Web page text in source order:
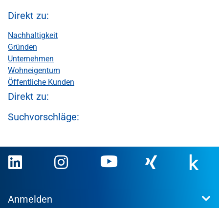
Direkt zu:
Nachhaltigkeit
Gründen
Unternehmen
Wohneigentum
Öffentliche Kunden
Direkt zu:
Suchvorschläge:
Anmelden